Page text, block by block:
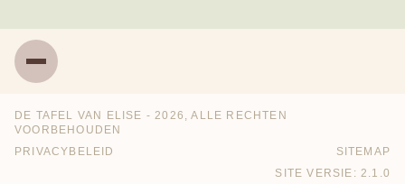
Menu
DE TAFEL VAN ELISE - 2026, ALLE RECHTEN
VOORBEHOUDEN
PRIVACYBELEID
SITEMAP
SITE VERSIE: 2.1.0